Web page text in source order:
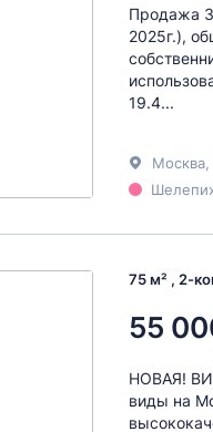
Продажа
2025г.),
19.4...
Москва
75 м² , 2-
55
НОВАЯ!
виды на